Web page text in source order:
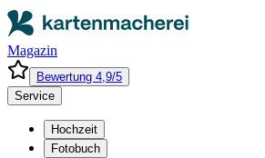
Magazin
Bewertung 4,9/5
Service
Hochzeit
Fotobuch